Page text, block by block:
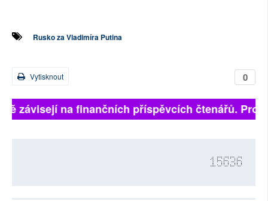
Rusko za Vladimíra Putina
0
Vytisknout
závisejí na finančních příspěvcích čtenářů.
15636